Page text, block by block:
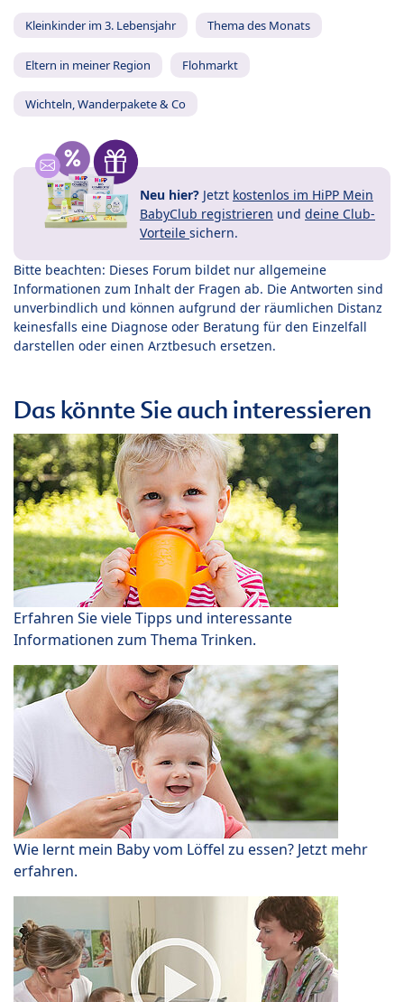
Kleinkinder im 3. Lebensjahr Thema des Monats
Eltern in meiner Region Flohmarkt
Wichteln, Wanderpakete & Co
Neu hier? Jetzt kostenlos im HiPP Mein
BabyClub registrieren und deine Club-
Vorteile sichern.
Bitte beachten: Dieses Forum bildet nur allgemeine
Informationen zum Inhalt der Fragen ab. Die Antworten sind
unverbindlich und können aufgrund der räumlichen Distanz
keinesfalls eine Diagnose oder Beratung für den Einzelfall
darstellen oder einen Arztbesuch ersetzen.
Das könnte Sie auch interessieren
Erfahren Sie viele Tipps und interessante
Informationen zum Thema Trinken.
Wie lernt mein Baby vom Löffel zu essen? Jetzt mehr
erfahren.